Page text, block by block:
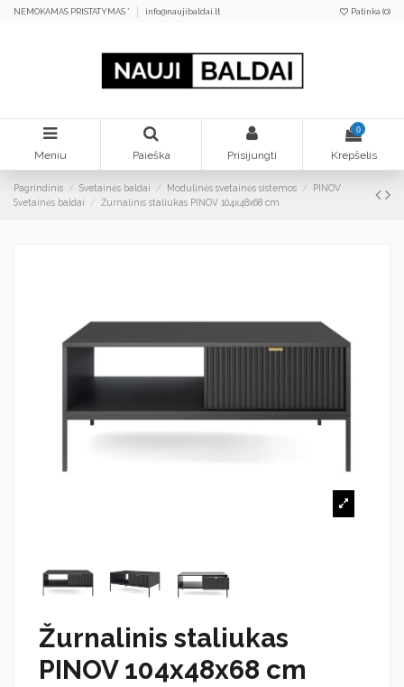
NEMOKAMAS PRISTATYMAS * info@naujibaldai.lt Patinka (0)
Meniu Paieška Prisijungti
0
Krepšelis
Pagrindinis Svetainės baldai Modulinės svetainės sistemos
PINOV
Svetainės baldai
Žurnalinis staliukas PINOV 104x48x68 cm
Žurnalinis staliukas
PINOV 104x48x68 cm